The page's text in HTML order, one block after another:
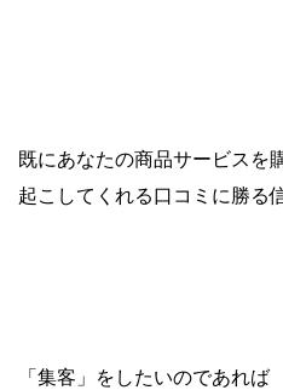
既にあなたの商品サービスを
起こしてくれる口コミに勝る
「集客」をしたいのであれば